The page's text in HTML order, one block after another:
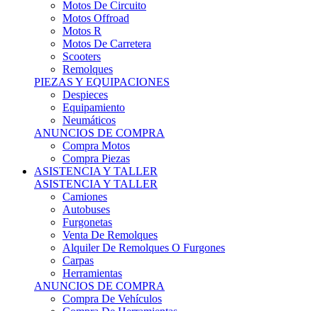
Motos R
Motos De Carretera
Scooters
Remolques
PIEZAS Y EQUIPACIONES
Despieces
Equipamiento
Neumáticos
ANUNCIOS DE COMPRA
Compra Motos
Compra Piezas
ASISTENCIA Y TALLER
ASISTENCIA Y TALLER
Camiones
Autobuses
Furgonetas
Venta De Remolques
Alquiler De Remolques O Furgones
Carpas
Herramientas
ANUNCIOS DE COMPRA
Compra De Vehículos
Compra De Herramientas